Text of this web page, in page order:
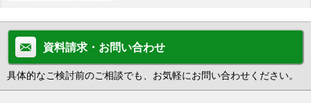
資料請求・お問い合わせ
具体的なご検討前のご相談でも、お気軽にお問い合わせください。